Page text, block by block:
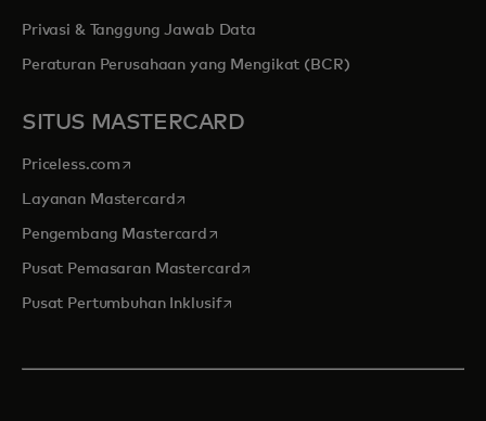
Privasi & Tanggung Jawab Data
Peraturan Perusahaan yang Mengikat (BCR)
SITUS MASTERCARD
Priceless.com opens in a new tab
Layanan Mastercardopens in a new tab
Pengembang Mastercard opens in a new tab
Pusat Pemasaran Mastercardopens in a new tab
Pusat Pertumbuhan Inklusifopens in a new tab